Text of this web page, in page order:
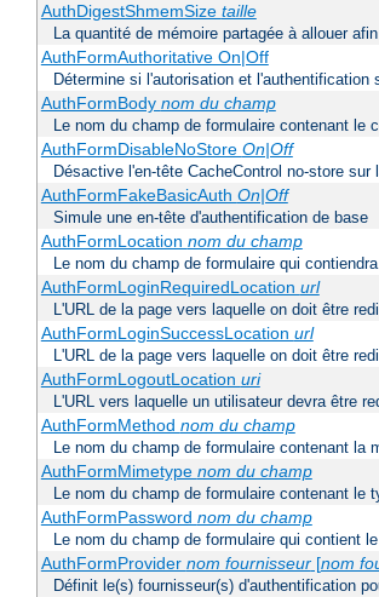
AuthDigestShmemSize taille
La quantité de mémoire partagée à allouer
AuthFormAuthoritative On|Off
Détermine si l'autorisation et
AuthFormBody nom du champ
Le nom du champ de formulaire contenant le
AuthFormDisableNoStore On|Off
Désactive l'en-tête CacheControl no-store sur
AuthFormFakeBasicAuth On|Off
Simule une en-tête d'authentification de base
AuthFormLocation nom du champ
Le nom du champ de formulaire qui
AuthFormLoginRequiredLocation url
L'URL de la page vers laquelle on doit être
AuthFormLoginSuccessLocation url
L'URL de la page vers laquelle on doit être
AuthFormLogoutLocation uri
L'URL vers laquelle un utilisateur devra être
AuthFormMethod nom du champ
Le nom du champ de formulaire contenant la
AuthFormMimetype nom du champ
Le nom du champ de formulaire contenant
AuthFormPassword nom du champ
Le nom du champ de formulaire qui contient
AuthFormProvider nom fournisseur[nom
Définit le(s) fournisseur(s) d'authentification